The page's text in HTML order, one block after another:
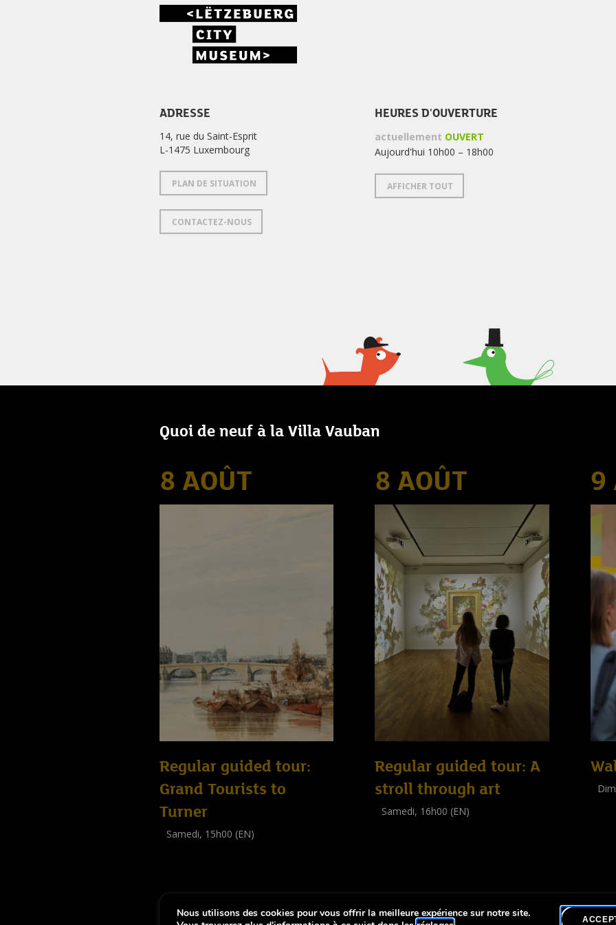
ADRESSE
14, rue du Saint-Esprit
L-1475 Luxembourg
PLAN DE SITUATION
CONTACTEZ-NOUS
HEURES D'OUVERTURE
actuellement OUVERT
Aujourd'hui 10h00 – 18h00
AFFICHER TOUT
Quoi de neuf à la Villa Vauban
8 AOÛT
Regular guided tour:
Grand Tourists to
Turner
Samedi, 15h00 (EN)
8 AOÛT
Regular guided tour: A
stroll through art
Samedi, 16h00 (EN)
9
Notice légale-Déclaration d’accessibilité
Nous utilisons des cookies pour vous offrir la meilleure expérience sur notre site.